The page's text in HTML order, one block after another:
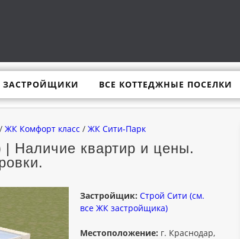
ЗАСТРОЙЩИКИ ВСЕ КОТТЕДЖНЫЕ ПОСЕЛКИ
/ ЖК Комфорт класс / ЖК Сити-Парк
Наличие квартир и цены.
Застройщик: Строй Сити (см.
все ЖК застройщика)
Местоположение: г. Краснодар,